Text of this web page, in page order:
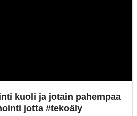
kuoli ja jotain pahempaa
jotta #tekoäly